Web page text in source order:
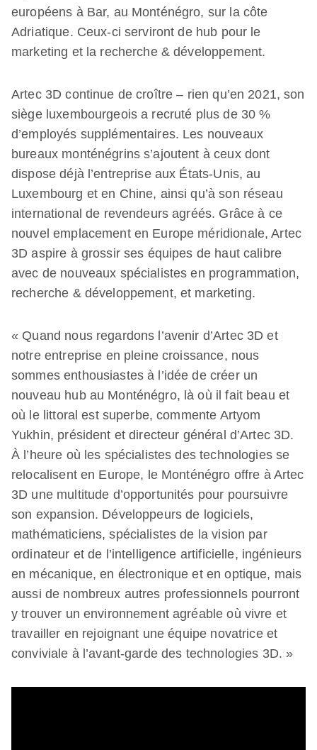
européens à Bar, au Monténégro, sur la côte
Adriatique. Ceux-ci serviront de hub pour le
marketing et la recherche & développement.
Artec 3D continue de croître – rien qu’en 2021, son
siège luxembourgeois a recruté plus de 30 %
d’employés supplémentaires. Les nouveaux
bureaux monténégrins s’ajoutent à ceux dont
dispose déjà l’entreprise aux États-Unis, au
Luxembourg et en Chine, ainsi qu’à son réseau
international de revendeurs agréés. Grâce à ce
nouvel emplacement en Europe méridionale, Artec
3D aspire à grossir ses équipes de haut calibre
avec de nouveaux spécialistes en programmation,
recherche & développement, et marketing.
« Quand nous regardons l’avenir d’Artec 3D et
notre entreprise en pleine croissance, nous
sommes enthousiastes à l’idée de créer un
nouveau hub au Monténégro, là où il fait beau et
où le littoral est superbe, commente Artyom
Yukhin, président et directeur général d’Artec 3D.
À l’heure où les spécialistes des technologies se
relocalisent en Europe, le Monténégro offre à Artec
3D une multitude d’opportunités pour poursuivre
son expansion. Développeurs de logiciels,
mathématiciens, spécialistes de la vision par
ordinateur et de l’intelligence artificielle, ingénieurs
en mécanique, en électronique et en optique, mais
aussi de nombreux autres professionnels pourront
y trouver un environnement agréable où vivre et
travailler en rejoignant une équipe novatrice et
conviviale à l’avant-garde des technologies 3D. »